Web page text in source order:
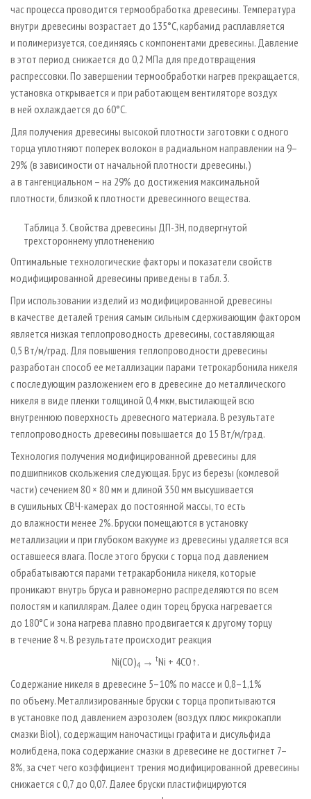
час процесса проводится термообработка древесины. Температура
внутри древесины возрастает до 135°С, карбамид расплавляется
и полимеризуется, соединяясь с компонентами древесины. Давление
в этот период снижается до 0,2 МПа для предотвращения
распрессовки. По завершении термообработки нагрев прекращается,
установка открывается и при работающем вентиляторе воздух
в ней охлаждается до 60°С.
Для получения древесины высокой плотности заготовки с одного
торца уплотняют поперек волокон в радиальном направлении на 9–
29% (в зависимости от начальной плотности древесины,)
а в тангенциальном – на 29% до достижения максимальной
плотности, близкой к плотности древесинного вещества.
Таблица 3. Свойства древесины ДП-ЗН, подвергнутой
трехстороннему уплотненению
Оптимальные технологические факторы и показатели свойств
модифицированной древесины приведены в табл. 3.
При использовании изделий из модифицированной древесины
в качестве деталей трения самым сильным сдерживающим фактором
является низкая теплопроводность древесины, составляющая
0,5 Вт/м/град. Для повышения теплопроводности древесины
разработан способ ее металлизации парами тетрокарбонила никеля
с последующим разложением его в древесине до металлического
никеля в виде пленки толщиной 0,4 мкм, выстилающей всю
внутреннюю поверхность древесного материала. В результате
теплопроводность древесины повышается до 15 Вт/м/град.
Технология получения модифицированной древесины для
подшипников скольжения следующая. Брус из березы (комлевой
части) сечением 80 × 80 мм и длиной 350 мм высушивается
в сушильных СВЧ-камерах до постоянной массы, то есть
до влажности менее 2%. Бруски помещаются в установку
металлизации и при глубоком вакууме из древесины удаляется вся
оставшееся влага. После этого бруски с торца под давлением
обрабатываются парами тетракарбонила никеля, которые
проникают внутрь бруса и равномерно распределяются по всем
полостям и капиллярам. Далее один торец бруска нагревается
до 180°С и зона нагрева плавно продвигается к другому торцу
в течение 8 ч. В результате происходит реакция
Ni(CO)4 → tNi + 4CO↑.
Содержание никеля в древесине 5–10% по массе и 0,8–1,1%
по объему. Металлизированные бруски с торца пропитываются
в установке под давлением аэрозолем (воздух плюс микрокапли
смазки Biol), содержащим наночастицы графита и дисульфида
молибдена, пока содержание смазки в древесине не достигнет 7–
8%, за счет чего коэффициент трения модифицированной древесины
снижается с 0,7 до 0,07. Далее бруски пластифицируются